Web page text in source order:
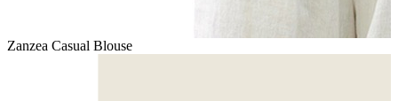
Zanzea Casual Blouse